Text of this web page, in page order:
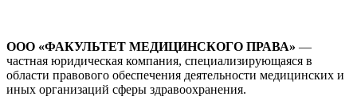
ООО «ФАКУЛЬТЕТ МЕДИЦИНСКОГО ПРАВА» —
частная юридическая компания, специализирующаяся в
области правового обеспечения деятельности медицинских и
иных организаций сферы здравоохранения.